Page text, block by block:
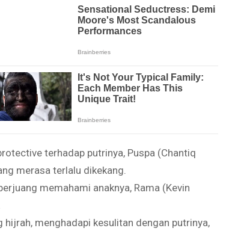
terhadap putrinya, Puspa (Chantiq
merasa terlalu dikekang.
memahami anaknya, Rama (Kevin
hijrah, menghadapi kesulitan dengan putrinya,